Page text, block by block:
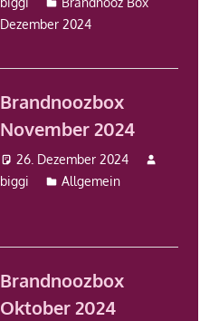
Dezember 2024
Brandnoozbox
November 2024
26. Dezember 2024
biggi
Allgemein
Brandnoozbox
Oktober 2024